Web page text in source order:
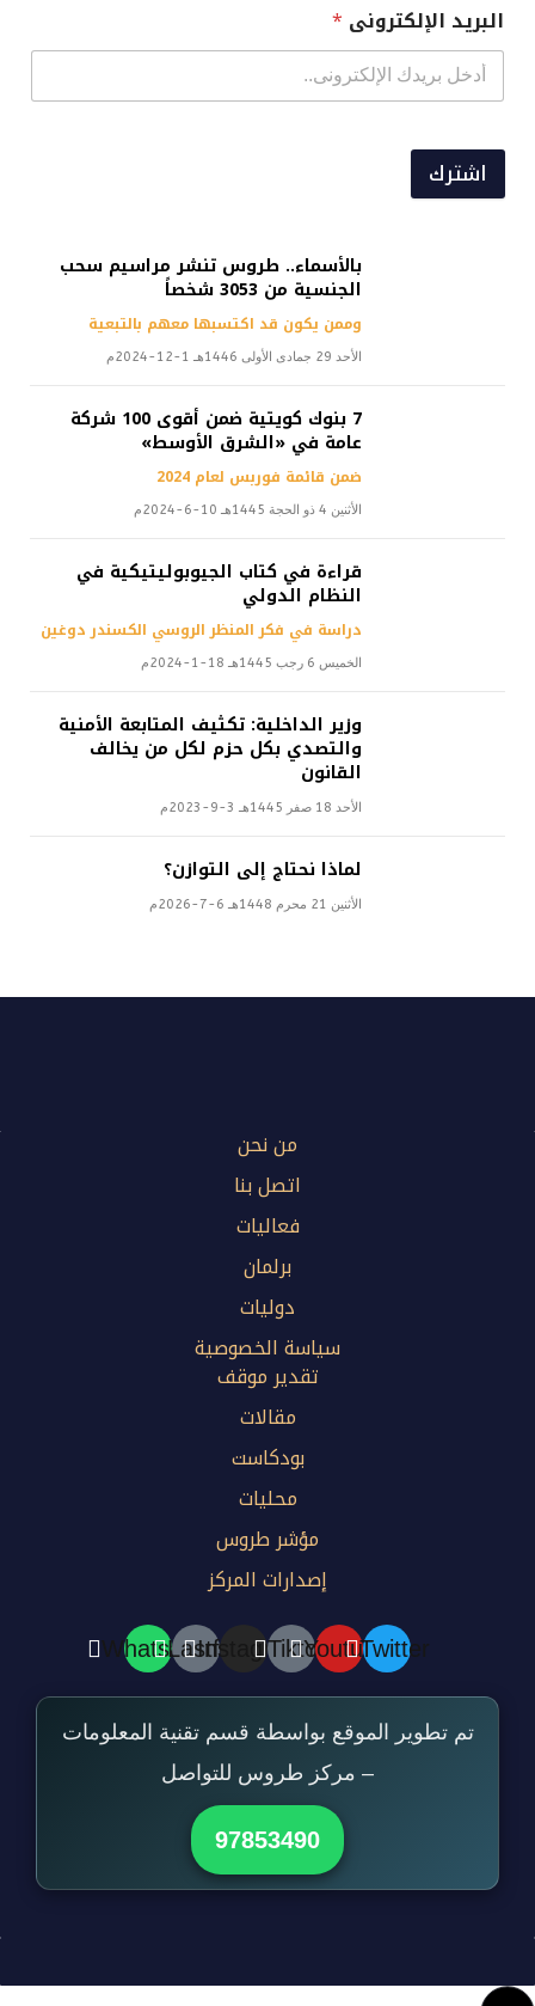
البريد الإلكترونى *
اشترك
بالأسماء.. طروس تنشر مراسيم سحب
الجنسية من 3053 شخصاً
وممن يكون قد اكتسبها معهم بالتبعية
الأحد 29 جمادى الأولى 1446هـ 1-12-2024م
7 بنوك كويتية ضمن أقوى 100 شركة
عامة في «الشرق الأوسط»
ضمن قائمة فوربس لعام 2024
الأثنين 4 ذو الحجة 1445هـ 10-6-2024م
قراءة في كتاب الجيوبوليتيكية في
النظام الدولي
دراسة في فكر المنظر الروسي الكسندر دوغين
الخميس 6 رجب 1445هـ 18-1-2024م
وزير الداخلية: تكثيف المتابعة الأمنية
والتصدي بكل حزم لكل من يخالف
القانون
الأحد 18 صفر 1445هـ 3-9-2023م
لماذا نحتاج إلى التوازن؟
الأثنين 21 محرم 1448هـ 6-7-2026م
من نحن
اتصل بنا
فعاليات
برلمان
دوليات
سياسة الخصوصية
تقدير موقف
مقالات
بودكاست
محليات
مؤشر طروس
إصدارات المركز
Twitter
Youtube
Tiktok
Instagram
Lastfm
Whatsapp
تم تطوير الموقع بواسطة قسم تقنية المعلومات
– مركز طروس للتواصل
97853490